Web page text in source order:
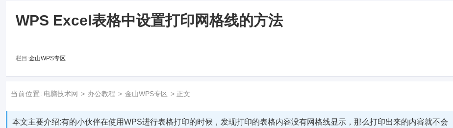
WPS Excel表格中设置打印网格线的方法
栏目:金山WPS专区
当前位置: 电脑技术网 > 办公教程 > 金山WPS专区 > 正文
本文主要介绍:有的小伙伴在使用WPS进行表格打印的时候，发现打印的表格内容没有网格线显示，那么打印出来的内容就不会